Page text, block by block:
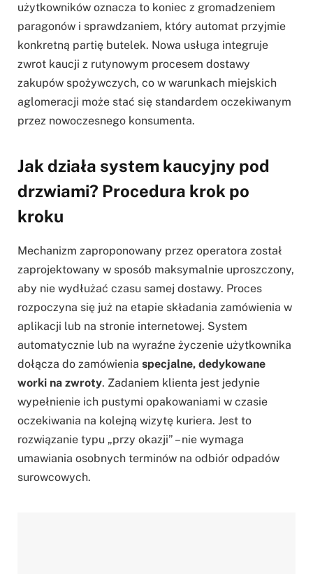
użytkowników oznacza to koniec z gromadzeniem
paragonów i sprawdzaniem, który automat przyjmie
konkretną partię butelek. Nowa usługa integruje
zwrot kaucji z rutynowym procesem dostawy
zakupów spożywczych, co w warunkach miejskich
aglomeracji może stać się standardem oczekiwanym
przez nowoczesnego konsumenta.
Jak działa system kaucyjny pod
drzwiami? Procedura krok po
kroku
Mechanizm zaproponowany przez operatora został
zaprojektowany w sposób maksymalnie uproszczony,
aby nie wydłużać czasu samej dostawy. Proces
rozpoczyna się już na etapie składania zamówienia w
aplikacji lub na stronie internetowej. System
automatycznie lub na wyraźne życzenie użytkownika
dołącza do zamówienia specjalne, dedykowane
worki na zwroty. Zadaniem klienta jest jedynie
wypełnienie ich pustymi opakowaniami w czasie
oczekiwania na kolejną wizytę kuriera. Jest to
rozwiązanie typu „przy okazji” – nie wymaga
umawiania osobnych terminów na odbiór odpadów
surowcowych.